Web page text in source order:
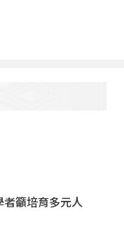
者籲培育多元人